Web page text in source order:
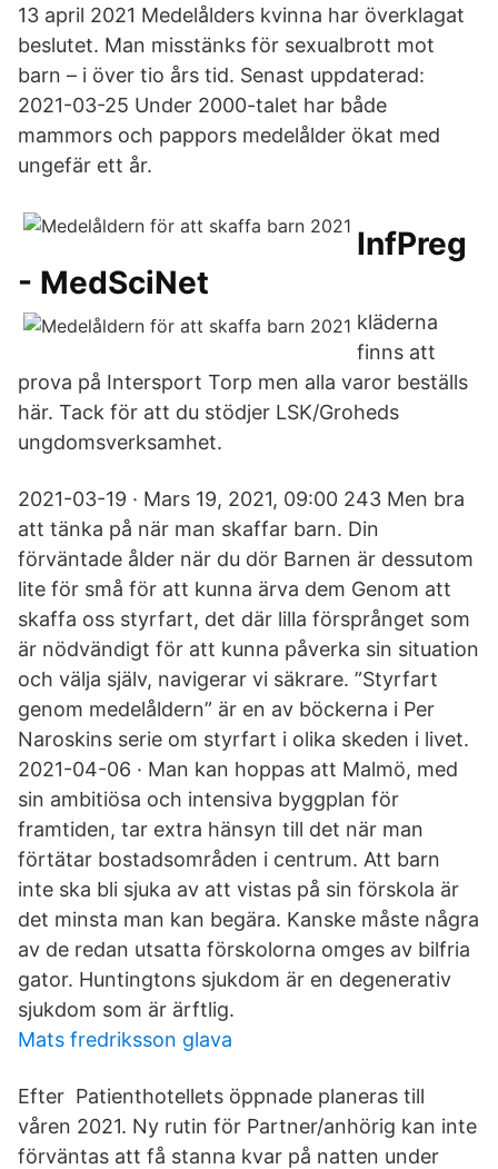
13 april 2021 Medelålders kvinna har överklagat
beslutet. Man misstänks för sexualbrott mot
barn – i över tio års tid. Senast uppdaterad:
2021-03-25 Under 2000-talet har både
mammors och pappors medelålder ökat med
ungefär ett år.
InfPreg
- MedSciNet
kläderna
finns att
prova på Intersport Torp men alla varor beställs
här. Tack för att du stödjer LSK/Groheds
ungdomsverksamhet.
2021-03-19 · Mars 19, 2021, 09:00 243 Men bra
att tänka på när man skaffar barn. Din
förväntade ålder när du dör Barnen är dessutom
lite för små för att kunna ärva dem Genom att
skaffa oss styrfart, det där lilla försprånget som
är nödvändigt för att kunna påverka sin situation
och välja själv, navigerar vi säkrare. ”Styrfart
genom medelåldern” är en av böckerna i Per
Naroskins serie om styrfart i olika skeden i livet.
2021-04-06 · Man kan hoppas att Malmö, med
sin ambitiösa och intensiva byggplan för
framtiden, tar extra hänsyn till det när man
förtätar bostadsområden i centrum. Att barn
inte ska bli sjuka av att vistas på sin förskola är
det minsta man kan begära. Kanske måste några
av de redan utsatta förskolorna omges av bilfria
gator. Huntingtons sjukdom är en degenerativ
sjukdom som är ärftlig.
Mats fredriksson glava
Efter Patienthotellets öppnade planeras till
våren 2021. Ny rutin för Partner/anhörig kan inte
förväntas att få stanna kvar på natten under